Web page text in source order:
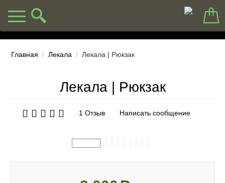
Главная / Лекала / Лекала | Рюкзак
Лекала | Рюкзак
1 Отзыв Написать сообщение